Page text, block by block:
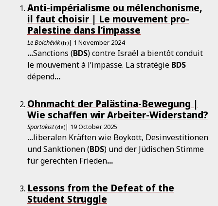
Anti-impérialisme ou mélenchonisme,
il faut choisir | Le mouvement pro-
Palestine dans l’impasse
Le Bolchévik (fr)| 1 November 2024
...Sanctions (BDS) contre Israël a bientôt conduit
le mouvement à l’impasse. La stratégie BDS
dépend...
Ohnmacht der Palästina-Bewegung |
Wie schaffen wir Arbeiter-Widerstand?
Spartakist (de)| 19 October 2025
...liberalen Kräften wie Boykott, Desinvestitionen
und Sanktionen (BDS) und der Jüdischen Stimme
für gerechten Frieden...
Lessons from the Defeat of the
Student Struggle